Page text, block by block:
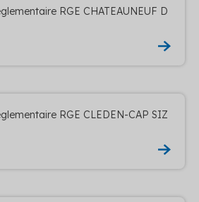
RGE CHATEAUNEUF D
RGE CLEDEN-CAP SIZ